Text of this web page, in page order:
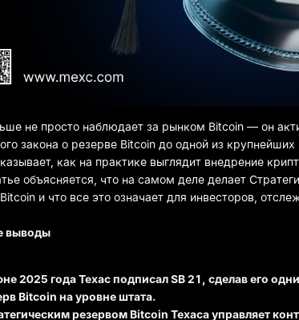
не просто наблюдает за рынком Bitcoin — он
закона о резерве Bitcoin до одной из
как на практике выглядит внедрение
объясняется, что на самом деле делает
и что все это означает для инвесторов,
выводы
2025 года Техас подписал SB 21, сделав его
Bitcoin на уровне штата.
резервом Bitcoin Техаса управляет